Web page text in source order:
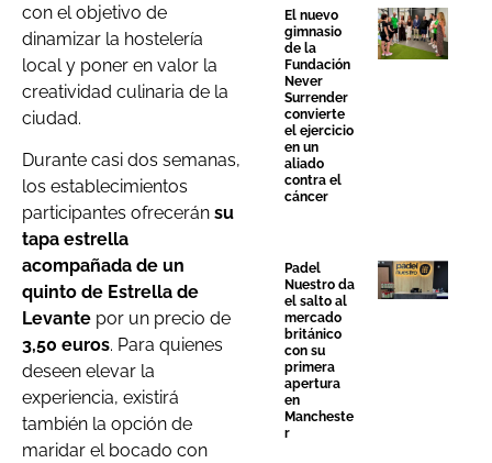
con el objetivo de
dinamizar la hostelería
local y poner en valor la
creatividad culinaria de la
ciudad.
Durante casi dos semanas,
los establecimientos
participantes ofrecerán su
tapa estrella
acompañada de un
quinto de Estrella de
Levante por un precio de
3,50 euros. Para quienes
deseen elevar la
experiencia, existirá
también la opción de
maridar el bocado con
El nuevo
gimnasio
de la
Fundación
Never
Surrender
convierte
el ejercicio
en un
aliado
contra el
cáncer
Padel
Nuestro da
el salto al
mercado
británico
con su
primera
apertura
en
Mancheste
r